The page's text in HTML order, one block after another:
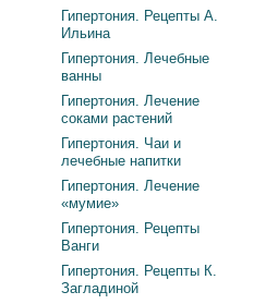
Гипертония. Рецепты А.
Ильина
Гипертония. Лечебные
ванны
Гипертония. Лечение
соками растений
Гипертония. Чаи и
лечебные напитки
Гипертония. Лечение
«мумие»
Гипертония. Рецепты
Ванги
Гипертония. Рецепты К.
Загладиной